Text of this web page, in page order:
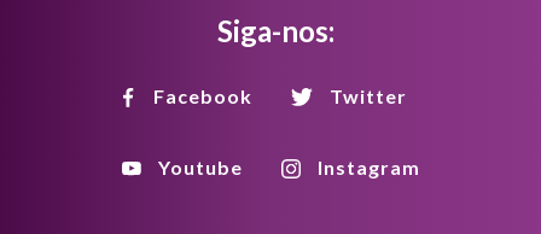
Siga-nos:
Facebook Twitter
Youtube Instagram